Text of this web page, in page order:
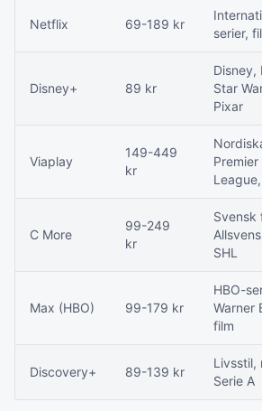
Netflix 69-189 kr
serier,
Disney+ 89 kr
Disney,
Star
Pixar
Viaplay
149-449
kr
Premier
League,
C More
99-249
kr
Svensk
SHL
Max (HBO) 99-179 kr
HBO-
Warner
film
Discovery+ 89-139 kr
Livsstil,
Serie A